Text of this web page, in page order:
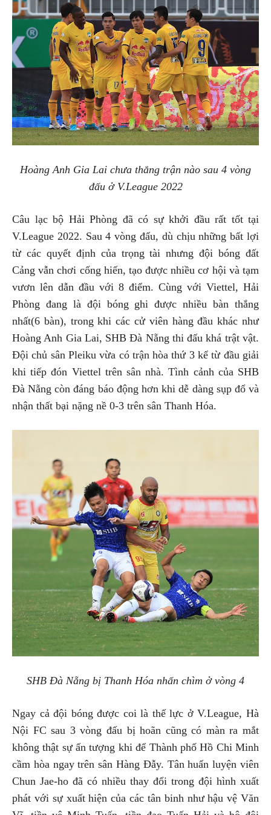
Hoàng Anh Gia Lai chưa thắng trận nào sau 4 vòng
đấu ở V.League 2022
Câu lạc bộ Hải Phòng đã có sự khởi đầu rất tốt tại
V.League 2022. Sau 4 vòng đấu, dù chịu những bất lợi
từ các quyết định của trọng tài nhưng đội bóng đất
Cảng vẫn chơi cống hiến, tạo được nhiều cơ hội và tạm
vươn lên dẫn đầu với 8 điểm. Cùng với Viettel, Hải
Phòng đang là đội bóng ghi được nhiều bàn thắng
nhất(6 bàn), trong khi các cử viên hàng đầu khác như
Hoàng Anh Gia Lai, SHB Đà Nẵng thi đấu khá trật vật.
Đội chủ sân Pleiku vừa có trận hòa thứ 3 kể từ đầu giải
khi tiếp đón Viettel trên sân nhà. Tình cảnh của SHB
Đà Nẵng còn đáng báo động hơn khi dễ dàng sụp đổ và
nhận thất bại nặng nề 0-3 trên sân Thanh Hóa.
SHB Đà Nẵng bị Thanh Hóa nhấn chìm ở vòng 4
Ngay cả đội bóng được coi là thế lực ở V.League, Hà
Nội FC sau 3 vòng đấu bị hoãn cũng có màn ra mắt
không thật sự ấn tượng khi để Thành phố Hồ Chi Minh
cầm hòa ngay trên sân Hàng Đẫy. Tân huấn luyện viên
Chun Jae-ho đã có nhiều thay đổi trong đội hình xuất
phát với sự xuất hiện của các tân binh như hậu vệ Văn